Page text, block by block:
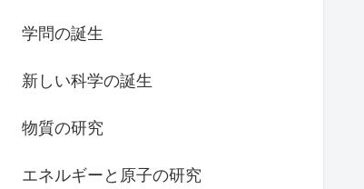
学問の誕生
新しい科学の誕生
物質の研究
エネルギーと原子の研究